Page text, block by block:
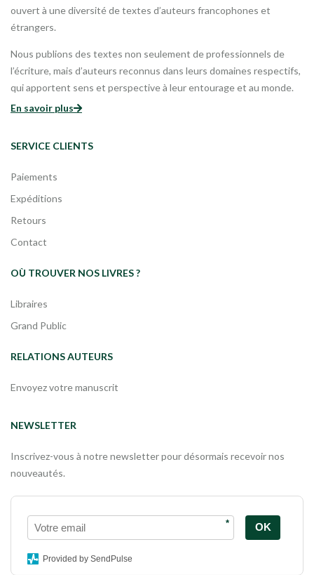
ouvert à une diversité de textes d’auteurs francophones et
étrangers.
Nous publions des textes non seulement de professionnels de
l’écriture, mais d’auteurs reconnus dans leurs domaines respectifs,
qui apportent sens et perspective à leur entourage et au monde.
En savoir plus
SERVICE CLIENTS
Paiements
Expéditions
Retours
Contact
OÙ TROUVER NOS LIVRES ?
Libraires
Grand Public
RELATIONS AUTEURS
Envoyez votre manuscrit
NEWSLETTER
Inscrivez-vous à notre newsletter pour désormais recevoir nos
nouveautés.
* OK
Provided by SendPulse